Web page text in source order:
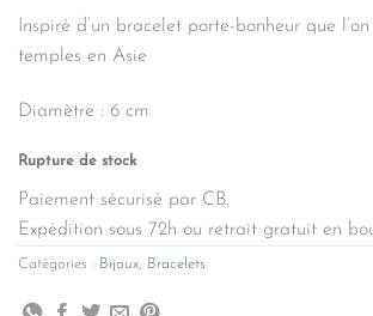
Inspiré d’un bracelet porte-bonheur que
temples en Asie
Diamètre : 6 cm
Rupture de stock
Paiement sécurisé par CB.
Expédition sous 72h ou retrait gratuit en
Catégories : Bijoux, Bracelets